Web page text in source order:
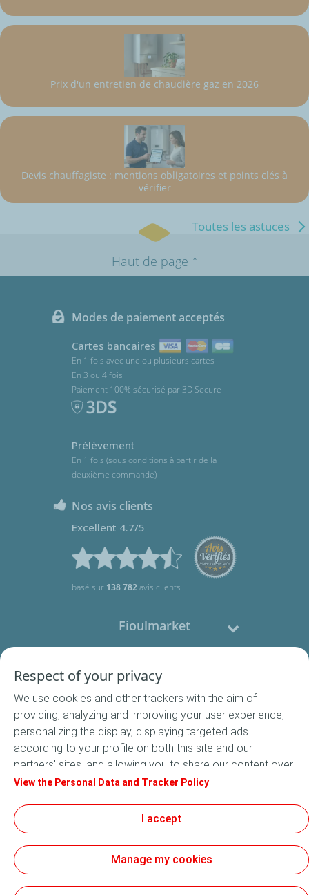
Prix d'un entretien de chaudière gaz en 2026
Devis chauffagiste : mentions obligatoires et points clés à
vérifier
Toutes les astuces
Haut de page ↑
Modes de paiement acceptés
Cartes bancaires
En 1 fois avec une ou plusieurs cartes
En 3 ou 4 fois
Paiement 100% sécurisé par 3D Secure
Prélèvement
En 1 fois (sous conditions à partir de la
deuxième commande)
Nos avis clients
Excellent 4.7/5
basé sur 138 782avis clients
Fioulmarket
Nous contacter
Suivez-nous
Conditions Générales de Vente
Mentions légales
Données Personnelles
Cookies
Respect of your privacy
We use cookies and other trackers with the aim of
providing, analyzing and improving your user experience,
personalizing the display, displaying targeted ads
according to your profile on both this site and our
partners' sites, and allowing you to share our content over
social media. In accordance with French legislation,
default. You can change your cookie settings at any time
by clicking on the "Manage my cookies" button. By clicking
on the "Accept" button, you agree that we may store all
cookies on your device. If you click on "Decline", only the
View the Personal Data and Tracker Policy
I accept
Manage my cookies